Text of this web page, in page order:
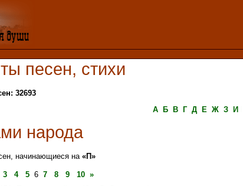
песен, стихи
32693
А
Б В Г Д Е Ж З И
народа
начинающиеся на «П»
3 4 5 6 7 8 9 10 »